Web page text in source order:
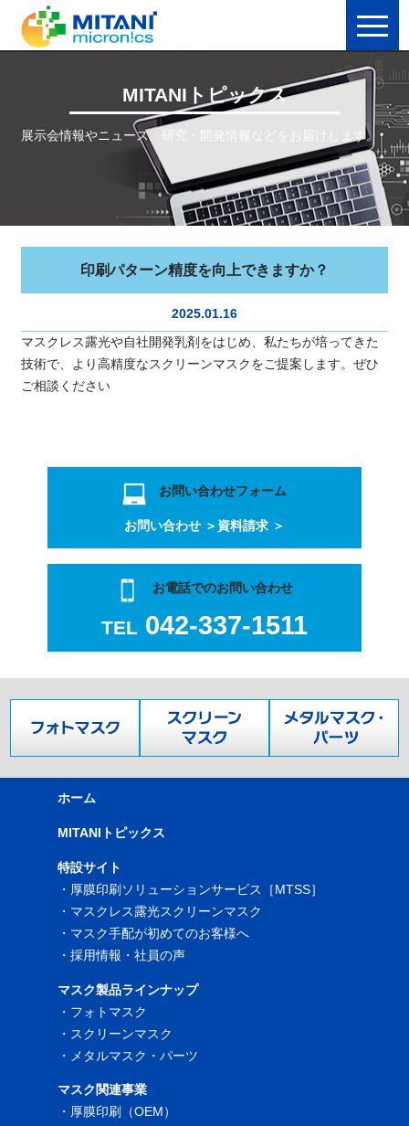
MITANIトピックス
展示会情報やニュース、研究・開発情報などをお届けします。
印刷パターン精度を向上できますか？
2025.01.16
マスクレス露光や自社開発乳剤をはじめ、私たちが培ってきた
技術で、より高精度なスクリーンマスクをご提案します。ぜひ
ご相談ください
お問い合わせフォーム
お問い合わせ ＞ 資料請求 ＞
お電話でのお問い合わせ
TEL 042-337-1511
ホーム
MITANIトピックス
特設サイト
・ 厚膜印刷ソリューションサービス［MTSS］
・ マスクレス露光スクリーンマスク
・ マスク手配が初めてのお客様へ
・採用情報・社員の声
マスク製品ラインナップ
・ フォトマスク
・ スクリーンマスク
・ メタルマスク・パーツ
マスク関連事業
・ 厚膜印刷（OEM）